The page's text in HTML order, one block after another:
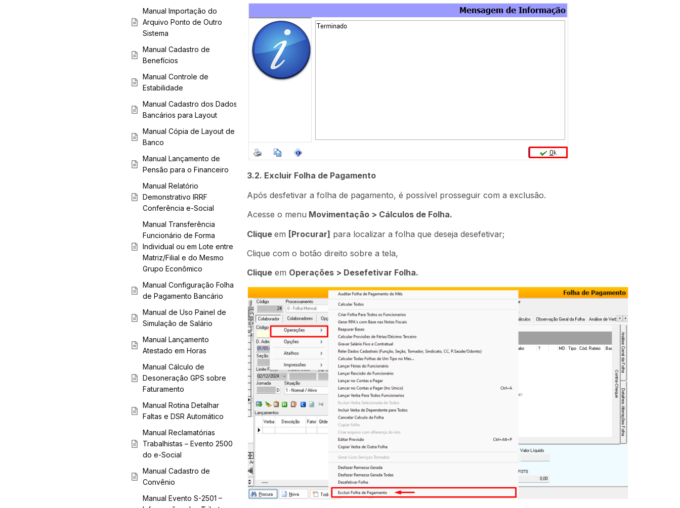
Manual Importação do
Arquivo Ponto de Outro
Sistema
Manual Cadastro de
Benefícios
Manual Controle de
Estabilidade
Manual Cadastro dos Dados
Bancários para Layout
Manual Cópia de Layout de
Banco
Manual Lançamento de
Pensão para o Financeiro
Manual Relatório
Demonstrativo IRRF
Conferência e-Social
Manual Transferência
Funcionário de Forma
Individual ou em Lote entre
Matriz/Filial e do Mesmo
Grupo Econômico
Manual Configuração Folha
de Pagamento Bancário
Manual de Uso Painel de
Simulação de Salário
Manual Lançamento
Atestado em Horas
Manual Cálculo de
Desoneração GPS sobre
Faturamento
Manual Rotina Detalhar
Faltas e DSR Automático
Manual Reclamatórias
Trabalhistas – Evento 2500
do e-Social
Manual Cadastro de
Convênio
Manual Evento S-2501 –
3.2. Excluir Folha de Pagamento
Após desfetivar a folha de pagamento, é possível prosseguir com a exclusão.
Acesse o menu Movimentação > Cálculos de Folha.
Clique em [Procurar] para localizar a folha que deseja desefetivar;
Clique com o botão direito sobre a tela,
Cliqueem Operações > Desefetivar Folha.